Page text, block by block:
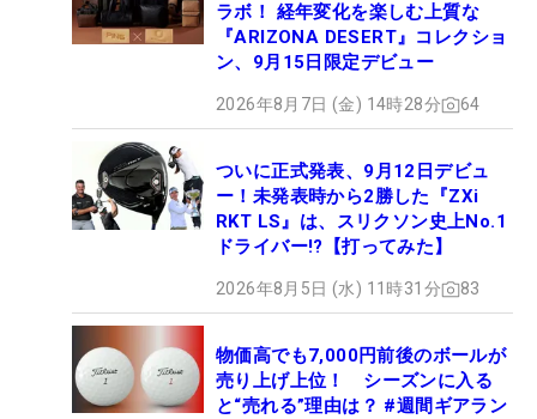
ラボ！ 経年変化を楽しむ上質な
『ARIZONA DESERT』コレクショ
ン、9月15日限定デビュー
2026年8月7日 (金) 14時28分 64
ついに正式発表、9月12日デビュ
ー！未発表時から2勝した『ZXi
RKT LS』は、スリクソン史上No.1
ドライバー!?【打ってみた】
2026年8月5日 (水) 11時31分 83
物価高でも7,000円前後のボールが
売り上げ上位！ シーズンに入る
と“売れる”理由は？ #週間ギアラン